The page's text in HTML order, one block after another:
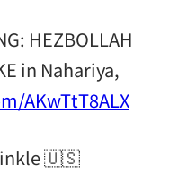
HEZBOLLAH
in Nahariya,
AKwTtT8ALX
🇺🇸